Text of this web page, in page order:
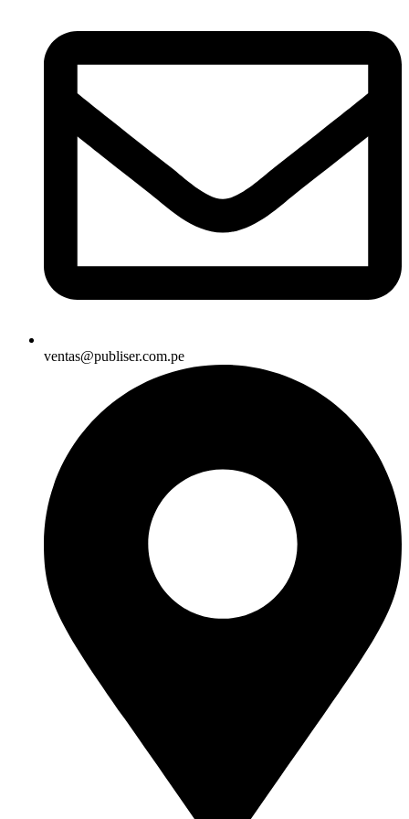
ventas@publiser.com.pe